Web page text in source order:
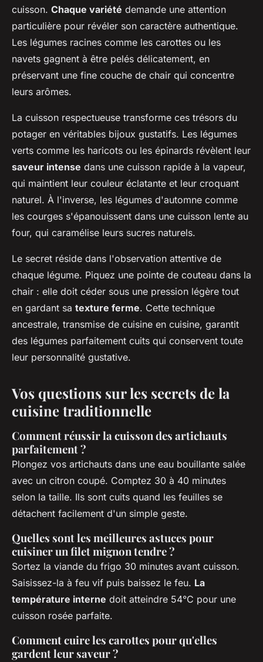
cuisson. Chaque variété demande une attention
particulière pour révéler son caractère authentique.
Les légumes racines comme les carottes ou les
navets gagnent à être pelés délicatement, en
préservant une fine couche de chair qui concentre
leurs arômes.
La cuisson respectueuse transforme ces trésors du
potager en véritables bijoux gustatifs. Les légumes
verts comme les haricots ou les épinards révèlent leur
saveur intense dans une cuisson rapide à la vapeur,
qui maintient leur couleur éclatante et leur croquant
naturel. À l'inverse, les légumes d'automne comme
les courges s'épanouissent dans une cuisson lente au
four, qui caramélise leurs sucres naturels.
Le secret réside dans l'observation attentive de
chaque légume. Piquez une pointe de couteau dans la
chair : elle doit céder sous une pression légère tout
en gardant sa texture ferme. Cette technique
ancestrale, transmise de cuisine en cuisine, garantit
des légumes parfaitement cuits qui conservent toute
leur personnalité gustative.
Vos questions sur les secrets de la
cuisine traditionnelle
Comment réussir la cuisson des artichauts
parfaitement ?
Plongez vos artichauts dans une eau bouillante salée
avec un citron coupé. Comptez 30 à 40 minutes
selon la taille. Ils sont cuits quand les feuilles se
détachent facilement d'un simple geste.
Quelles sont les meilleures astuces pour
cuisiner un filet mignon tendre ?
Sortez la viande du frigo 30 minutes avant cuisson.
Saisissez-la à feu vif puis baissez le feu. La
température interne doit atteindre 54°C pour une
cuisson rosée parfaite.
Comment cuire les carottes pour qu'elles
gardent leur saveur ?